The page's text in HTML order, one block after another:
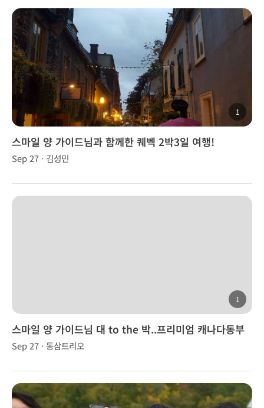
1
스마일 양 가이드님과 함께한 퀘벡 2박3일 여행!
Sep 27 · 김성민
1
스마일 양 가이드님 대 to the 박..프리미엄 캐나다동부
(2박3일)
Sep 27 · 동삼트리오